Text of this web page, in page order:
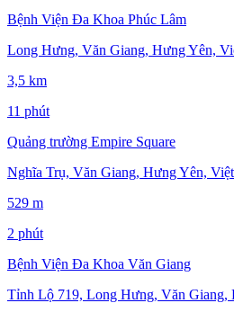
Bệnh Viện Đa Khoa Phúc Lâm
Long Hưng, Văn Giang, Hưng Yên,
3,5 km
11 phút
Quảng trường Empire Square
Nghĩa Trụ, Văn Giang, Hưng Yên,
529 m
2 phút
Bệnh Viện Đa Khoa Văn Giang
Tỉnh Lộ 719, Long Hưng, Văn Giang,